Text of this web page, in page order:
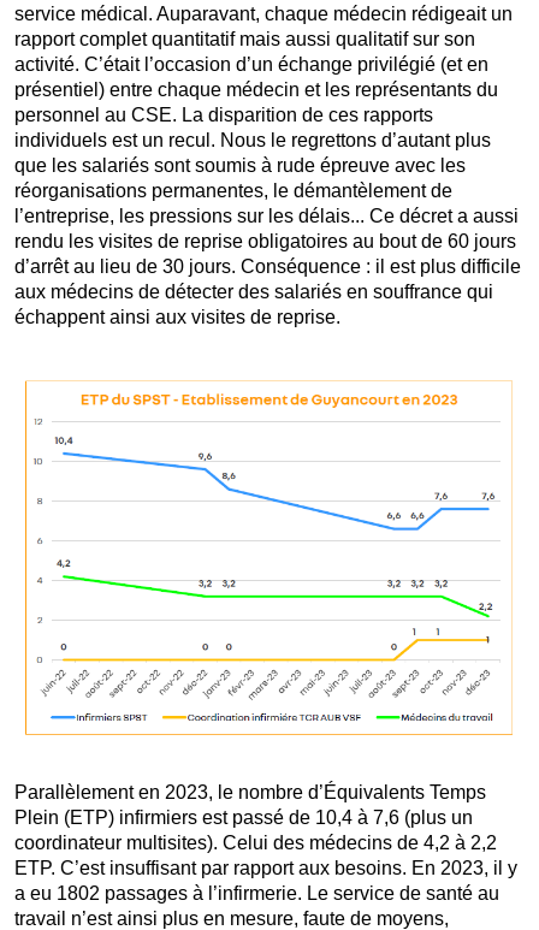
service médical. Auparavant, chaque médecin rédigeait un
rapport complet quantitatif mais aussi qualitatif sur son
activité. C’était l’occasion d’un échange privilégié (et en
présentiel) entre chaque médecin et les représentants du
personnel au CSE. La disparition de ces rapports
individuels est un recul. Nous le regrettons d’autant plus
que les salariés sont soumis à rude épreuve avec les
réorganisations permanentes, le démantèlement de
l’entreprise, les pressions sur les délais... Ce décret a aussi
rendu les visites de reprise obligatoires au bout de 60 jours
d’arrêt au lieu de 30 jours. Conséquence : il est plus difficile
aux médecins de détecter des salariés en souffrance qui
échappent ainsi aux visites de reprise.
Parallèlement en 2023, le nombre d’Équivalents Temps
Plein (ETP) infirmiers est passé de 10,4 à 7,6 (plus un
coordinateur multisites). Celui des médecins de 4,2 à 2,2
ETP. C’est insuffisant par rapport aux besoins. En 2023, il y
a eu 1802 passages à l’infirmerie. Le service de santé au
travail n’est ainsi plus en mesure, faute de moyens,